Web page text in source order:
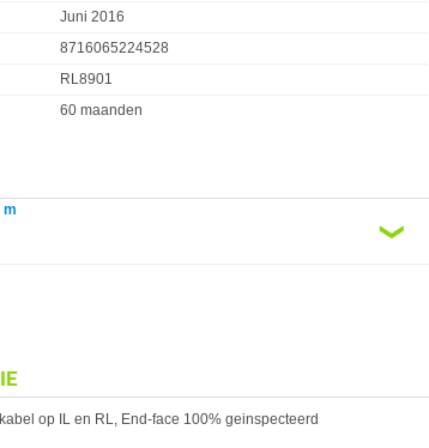
Juni 2016
8716065224528
RL8901
60 maanden
m
❮
op IL en RL, End-face 100% geinspecteerd